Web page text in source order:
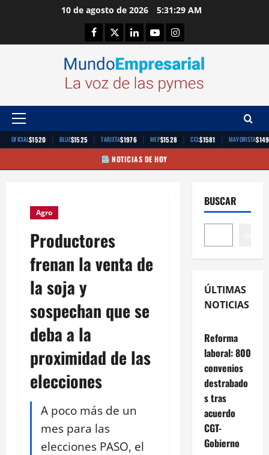
10 de agosto de 2026 5:31:30 AM
Facebook
TwitterLinkedinYoutubeInstagram
Menú
principal
OFICIAL$1520 | BLUE$1525 | TARJETA$1976 | MEP$1528 | CCL$1581 | MAYORISTA
NOTICIAS DE HOY
Agro
Productores
frenan la venta de
la soja y
sospechan que se
deba a la
proximidad de las
elecciones
A poco más de un
mes para las
elecciones PASO, el
BUSCAR
ÚLTIMAS
NOTICIAS
Reforma
laboral: 800
convenios
destrabado
s tras
acuerdo
CGT-
Gobierno